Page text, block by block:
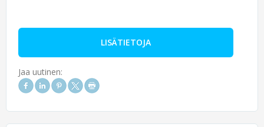
LISÄTIETOJA
Jaa uutinen: